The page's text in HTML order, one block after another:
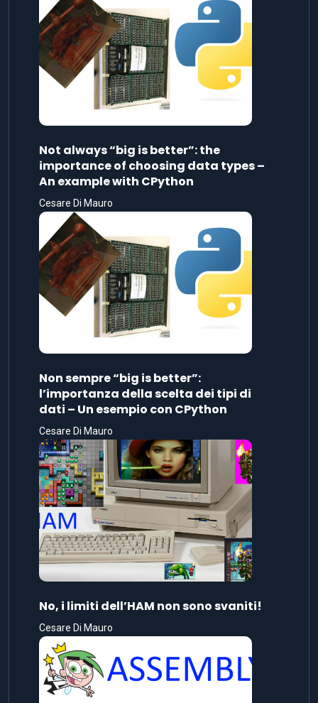
Not always “big is better”: the
importance of choosing data types –
An example with CPython
Cesare Di Mauro
Non sempre “big is better”:
l’importanza della scelta dei tipi di
dati – Un esempio con CPython
Cesare Di Mauro
No, i limiti dell’HAM non sono svaniti!
Cesare Di Mauro